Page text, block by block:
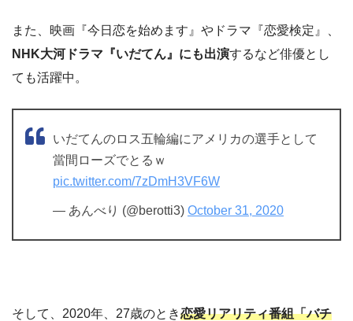
また、映画『今日恋を始めます』やドラマ『恋愛検定』、
NHK大河ドラマ『いだてん』にも出演するなど俳優とし
ても活躍中。
いだてんのロス五輪編にアメリカの選手として
當間ローズでとるｗ
pic.twitter.com/7zDmH3VF6W
— あんべり (@berotti3) October 31, 2020
そして、2020年、27歳のとき恋愛リアリティ番組「バチ